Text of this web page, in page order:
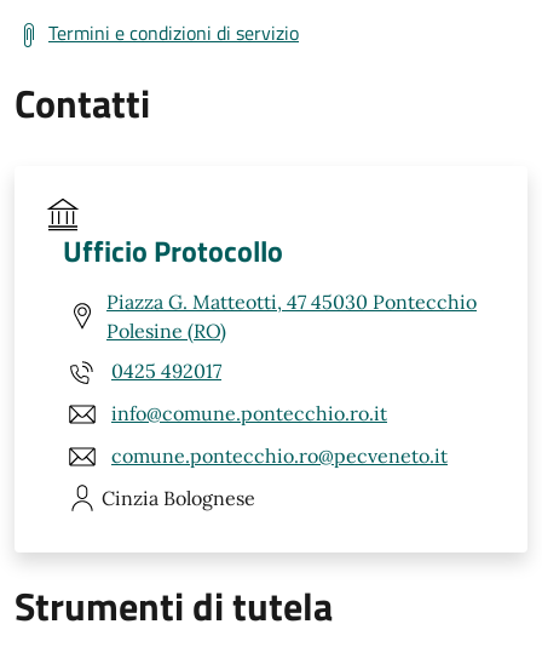
Termini e condizioni di servizio
Contatti
Ufficio Protocollo
Piazza G. Matteotti, 47 45030 Pontecchio
Polesine (RO)
0425 492017
info@comune.pontecchio.ro.it
comune.pontecchio.ro@pecveneto.it
Cinzia Bolognese
Strumenti di tutela